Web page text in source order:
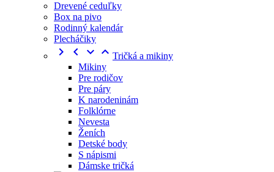
Drevené ceduľky
Box na pivo
Rodinný kalendár
Plecháčiky
    Tričká a mikiny
Mikiny
Pre rodičov
Pre páry
K narodeninám
Folklórne
Nevesta
Ženích
Detské body
S nápismi
Dámske tričká